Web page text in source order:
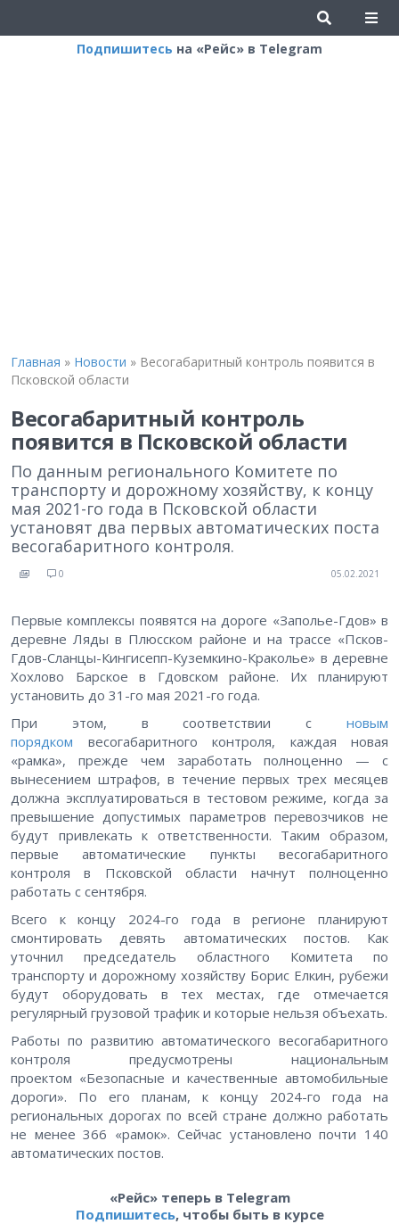
Подпишитесь на «Рейс» в Telegram
Главная » Новости » Весогабаритный контроль появится в
Псковской области
Весогабаритный контроль
появится в Псковской области
По данным регионального Комитете по
транспорту и дорожному хозяйству, к концу
мая 2021-го года в Псковской области
установят два первых автоматических поста
весогабаритного контроля.
0 05.02.2021
Первые комплексы появятся на дороге «Заполье-Гдов» в
деревне Ляды в Плюсском районе и на трассе «Псков-
Гдов-Сланцы-Кингисепп-Куземкино-Краколье» в деревне
Хохлово Барское в Гдовском районе. Их планируют
установить до 31-го мая 2021-го года.
При этом, в соответствии с новым
порядком весогабаритного контроля, каждая новая
«рамка», прежде чем заработать полноценно — с
вынесением штрафов, в течение первых трех месяцев
должна эксплуатироваться в тестовом режиме, когда за
превышение допустимых параметров перевозчиков не
будут привлекать к ответственности. Таким образом,
первые автоматические пункты весогабаритного
контроля в Псковской области начнут полноценно
работать с сентября.
Всего к концу 2024-го года в регионе планируют
смонтировать девять автоматических постов. Как
уточнил председатель областного Комитета по
транспорту и дорожному хозяйству Борис Елкин, рубежи
будут оборудовать в тех местах, где отмечается
регулярный грузовой трафик и которые нельзя объехать.
Работы по развитию автоматического весогабаритного
контроля предусмотрены национальным
проектом «Безопасные и качественные автомобильные
дороги». По его планам, к концу 2024-го года на
региональных дорогах по всей стране должно работать
не менее 366 «рамок». Сейчас установлено почти 140
автоматических постов.
«Рейс» теперь в Telegram
Подпишитесь, чтобы быть в курсе